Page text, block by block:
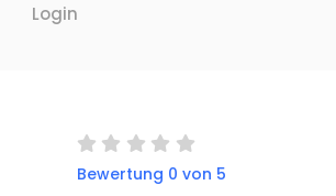
Login
Bewertung 0 von 5